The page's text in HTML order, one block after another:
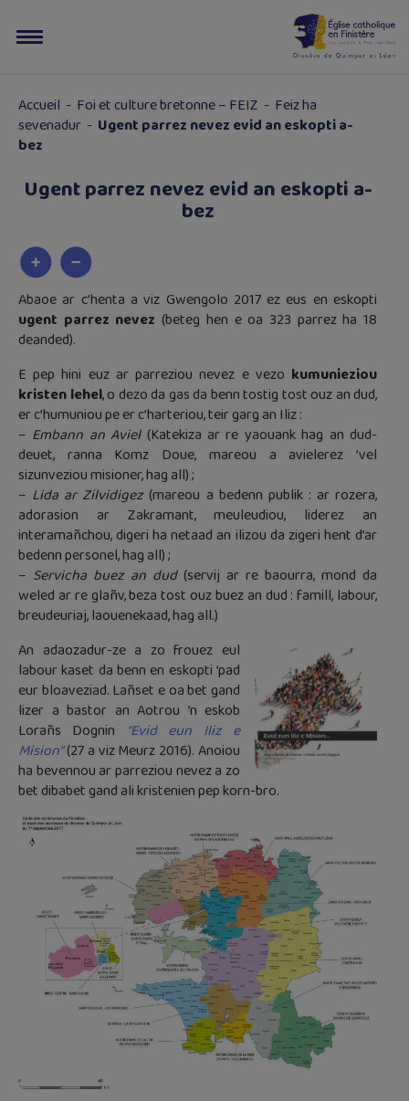
Accueil - Foi et culture bretonne – FEIZ - Feiz ha
sevenadur - Ugent parrez nevez evid an eskopti a-
bez
Ugent parrez nevez evid an eskopti a-
bez
Abaoe ar c’henta a viz Gwengolo 2017 ez eus en eskopti
ugent parrez nevez (beteg hen e oa 323 parrez ha 18
deanded).
E pep hini euz ar parreziou nevez e vezo kumunieziou
kristen lehel, o dezo da gas da benn tostig tost ouz an dud,
er c’humuniou pe er c’harteriou, teir garg an Iliz :
– Embann an Aviel(Katekiza ar re yaouank hag an dud-
deuet, ranna Komz Doue, mareou a avielerez ’vel
sizunveziou misioner, hag all) ;
– Lida ar Zilvidigez (mareou a bedenn publik : ar rozera,
adorasion ar Zakramant, meuleudiou, liderez an
interamañchou, digeri ha netaad an ilizou da zigeri hent d’ar
bedenn personel, hag all) ;
– Servicha buez an dud(servij ar re baourra, mond da
weled ar re glañv, beza tost ouz buez an dud : famill, labour,
breudeuriaj, laouenekaad, hag all.)
An adaozadur-ze a zo frouez eul
labour kaset da benn en eskopti ’pad
eur bloaveziad. Lañset e oa bet gand
lizer a bastor an Aotrou ’n eskob
Lorañs Dognin “Evid eun Iliz e
Mision”(27 a viz Meurz 2016). Anoiou
ha bevennou ar parreziou nevez a zo
bet dibabet gand ali kristenien pep korn-bro.